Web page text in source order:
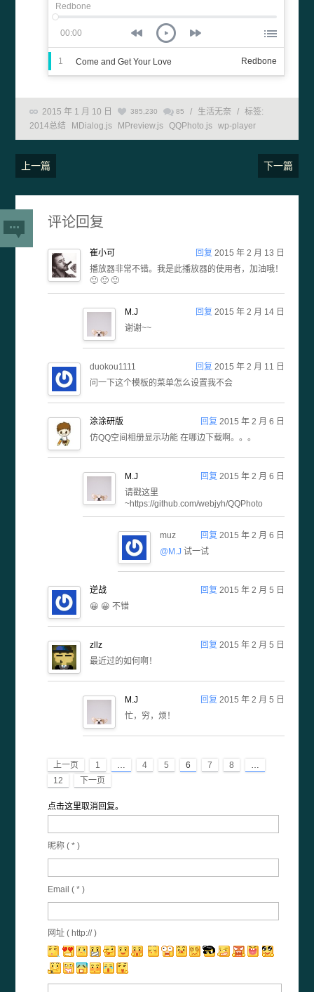
Redbone
00:00
Redbone
1 Come and Get Your Love
2015 年 1 月 10 日 385,230 85 / 生活无奈 /
标签:
2014总结
MDialog.js MPreview.js QQPhoto.js wp-player
上一篇 下一篇
评论回复
回复 2015 年 2 月 13 日
崔小可
播放器非常不错。我是此播放器的使用者，加油哦！
🙂 🙂 🙂
回复 2015 年 2 月 14 日
M.J
谢谢~~
回复 2015 年 2 月 11 日
duokou1111
问一下这个模板的菜单怎么设置我不会
回复 2015 年 2 月 6 日
涂涂研版
仿QQ空间相册显示功能 在哪边下载啊。。。
回复 2015 年 2 月 6 日
M.J
请戳这里
~https://github.com/webjyh/QQPhoto
回复 2015 年 2 月 6 日
muz
@M.J 试一试
回复 2015 年 2 月 5 日
逆战
😀 😀 不错
回复 2015 年 2 月 5 日
zllz
最近过的如何啊！
回复 2015 年 2 月 5 日
M.J
忙，穷，烦！
上一页 1 … 4 5 6 7 8
…
12
下一页
点击这里取消回复。
昵称 (* )
Email (* )
网址 ( http:// )